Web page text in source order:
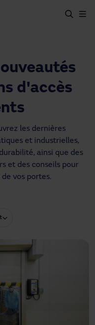
d'accès
les dernières
et industrielles,
ainsi que des
et des conseils pour
vos portes.